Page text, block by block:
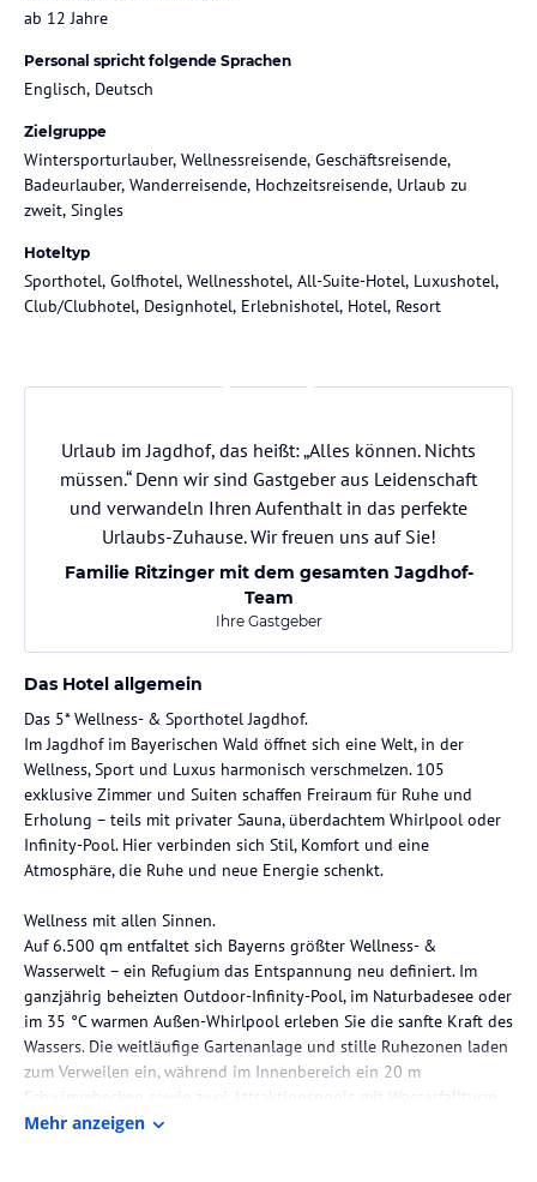
ab 12 Jahre
Personal spricht folgende Sprachen
Englisch, Deutsch
Zielgruppe
Wintersporturlauber, Wellnessreisende, Geschäftsreisende,
Badeurlauber, Wanderreisende, Hochzeitsreisende, Urlaub zu
zweit, Singles
Hoteltyp
Sporthotel, Golfhotel, Wellnesshotel, All-Suite-Hotel, Luxushotel,
Club/Clubhotel, Designhotel, Erlebnishotel, Hotel, Resort
Urlaub im Jagdhof, das heißt: „Alles können. Nichts
müssen.“ Denn wir sind Gastgeber aus Leidenschaft
und verwandeln Ihren Aufenthalt in das perfekte
Urlaubs-Zuhause. Wir freuen uns auf Sie!
Familie Ritzinger mit dem gesamten Jagdhof-
Team
Ihre Gastgeber
Das Hotel allgemein
Das 5* Wellness- & Sporthotel Jagdhof.
Im Jagdhof im Bayerischen Wald öffnet sich eine Welt, in der
Wellness, Sport und Luxus harmonisch verschmelzen. 105
exklusive Zimmer und Suiten schaffen Freiraum für Ruhe und
Erholung – teils mit privater Sauna, überdachtem Whirlpool oder
Infinity-Pool. Hier verbinden sich Stil, Komfort und eine
Atmosphäre, die Ruhe und neue Energie schenkt.
Wellness mit allen Sinnen.
Auf 6.500 qm entfaltet sich Bayerns größter Wellness- &
Wasserwelt – ein Refugium das Entspannung neu definiert. Im
ganzjährig beheizten Outdoor-Infinity-Pool, im Naturbadesee oder
im 35 °C warmen Außen-Whirlpool erleben Sie die sanfte Kraft des
Wassers. Die weitläufige Gartenanlage und stille Ruhezonen laden
zum Verweilen ein, während im Innenbereich ein 20 m
Schwimmbecken sowie zwei Attraktionspools mit Wasserfallturm,
Massageplätzen und Sprudelliegen für Leichtigkeit sorgen. Elf
Mehr anzeigen